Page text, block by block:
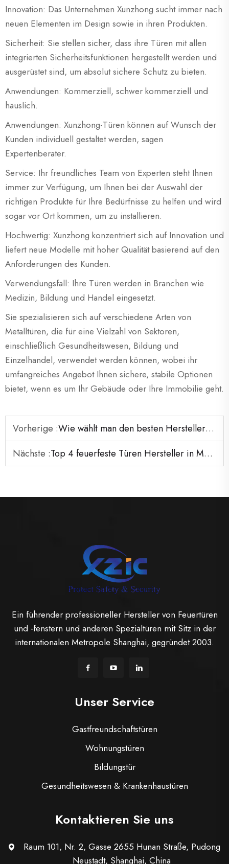
Innovation: Das Unternehmen Xunzhong sucht immer nach
neuen Elementen im Design sowie in ihren Produkten.
Sicherheit: Sie stellen sicher, dass ihre Türen mit allen
integrierten Sicherheitsfunktionen hergestellt werden und
ausgerüstet sind, um absolut sichere Schutz zu bieten.
Anwendungen: Kommerziell, schwer kommerziell und
häuslich.
Anwendungen: Xunzhong-Türen können auf Wunsch der
Kunden individuell gestaltet werden, sagen
Expertenberater.
Service: Ihr freundliches Team von Experten steht Ihnen
immer zur Verfügung, um Ihnen bei der Auswahl der
richtigen Produkte für Ihre Bedürfnisse zu helfen und wird
sogar vor Ort kommen, um zu installieren.
Hochwertig: Xunzhong konzentriert sich auf Innovation und
liefert neue Modelle mit hoher Qualität basierend auf den
Anforderungen des Kunden.
Verwendungsfall: Ihre Türen werden in Branchen wie
Medizin, Bildung und Handel eingesetzt.
Sie spezialisieren sich auf verschiedene Arten von
Metalltüren, die für eine Vielzahl von Sektoren,
einschließlich Gesundheitswesen, Bildung und
Einzelhandel, verwendet werden können, wobei ihr
umfangreiches Angebot Ihnen sichere, stabile Optionen
bietet, wenn es um Ihr Gebäude oder Ihre Immobilie geht.
Vorherige :Wie wählt man den besten Hersteller von hohlen Metalltüren aus?
Nächste :Top 4 feuerfeste Türen Hersteller in Malaysia
Ein führender professioneller Hersteller von Feuertüren
und -fenstern und anderen Spezialtüren mit Sitz in der
internationalen Metropole Shanghai, gegründet 2003.
Unser Service
Gastfreundschaftstüren
Wohnungstüren
Bildungstür
Gesundheitswesen & Krankenhaustüren
Kontaktieren Sie uns
Raum 101, Nr. 2, Gasse 2655 Hunan Straße, Pudong
Neustadt, Shanghai, China